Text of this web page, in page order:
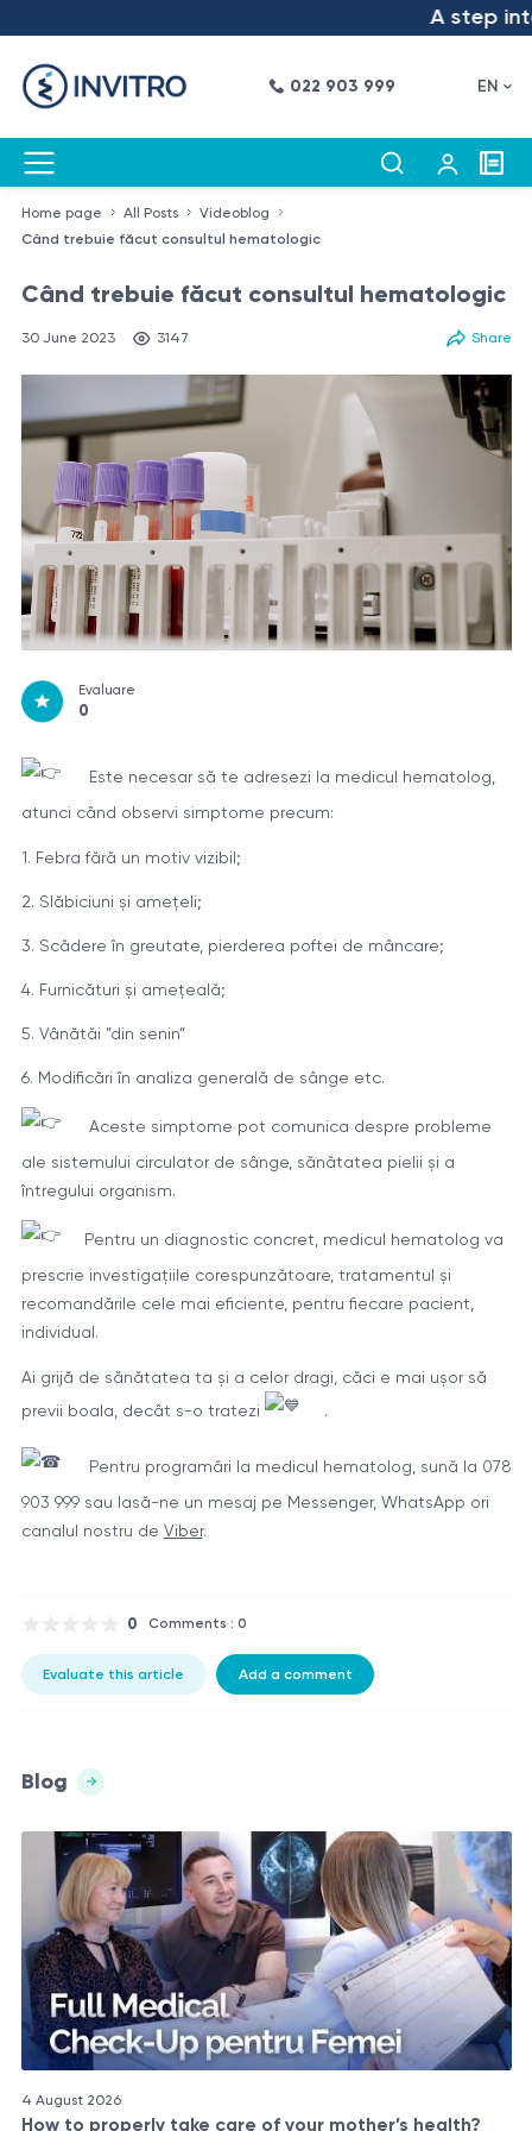
A step into
022 903 999 EN
Home page All Posts
Videoblog
Când trebuie făcut consultul hematologic
Când trebuie făcut consultul hematologic
30 June 2023 3147 Share
Evaluare
0
Este necesar să te adresezi la medicul hematolog,
atunci când observi simptome precum:
1. Febra fără un motiv vizibil;
2. Slăbiciuni și amețeli;
3. Scădere în greutate, pierderea poftei de mâncare;
4. Furnicături și amețeală;
5. Vânătăi ”din senin”
6. Modificări în analiza generală de sânge etc.
Aceste simptome pot comunica despre probleme
ale sistemului circulator de sânge, sănătatea pielii și a
întregului organism.
Pentru un diagnostic concret, medicul hematolog va
prescrie investigațiile corespunzătoare, tratamentul și
recomandările cele mai eficiente, pentru fiecare pacient,
individual.
Ai grijă de sănătatea ta și a celor dragi, căci e mai ușor să
previi boala, decât s-o tratezi
Pentru programări la medicul hematolog, sună la 078
903 999 sau lasă-ne un mesaj pe Messenger, WhatsApp ori
canalul nostru de Viber.
0 Comments : 0
Evaluate this article Add a comment
Blog
4 August 2026
How to properly take care of your mother’s health?